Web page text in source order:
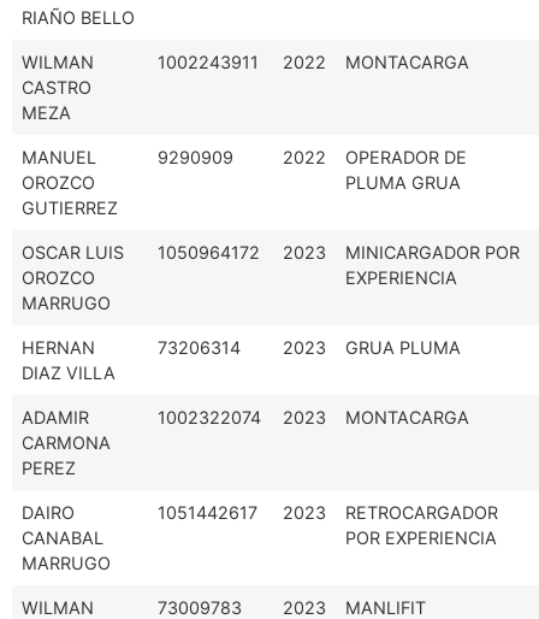
RIAÑO BELLO
WILMAN
CASTRO
MEZA
1002243911 2022 MONTACARGA
MANUEL
OROZCO
GUTIERREZ
9290909 2022
OPERADOR DE
PLUMA GRUA
OSCAR LUIS
OROZCO
MARRUGO
1050964172 2023
MINICARGADOR POR
EXPERIENCIA
HERNAN
DIAZ VILLA
73206314 2023 GRUA PLUMA
ADAMIR
CARMONA
PEREZ
1002322074 2023 MONTACARGA
DAIRO
CANABAL
MARRUGO
1051442617 2023
RETROCARGADOR
POR EXPERIENCIA
WILMAN
73009783 2023 MANLIFIT